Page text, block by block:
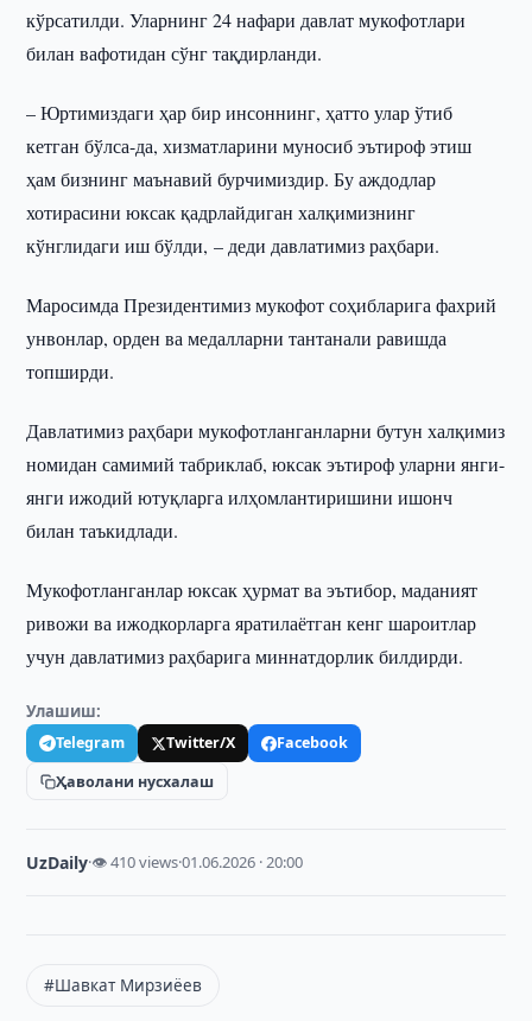
кўрсатилди. Уларнинг 24 нафари давлат мукофотлари
билан вафотидан сўнг тақдирланди.
– Юртимиздаги ҳар бир инсоннинг, ҳатто улар ўтиб
кетган бўлса-да, хизматларини муносиб эътироф этиш
ҳам бизнинг маънавий бурчимиздир. Бу аждодлар
хотирасини юксак қадрлайдиган халқимизнинг
кўнглидаги иш бўлди, – деди давлатимиз раҳбари.
Маросимда Президентимиз мукофот соҳибларига фахрий
унвонлар, орден ва медалларни тантанали равишда
топширди.
Давлатимиз раҳбари мукофотланганларни бутун халқимиз
номидан самимий табриклаб, юксак эътироф уларни янги-
янги ижодий ютуқларга илҳомлантиришини ишонч
билан таъкидлади.
Мукофотланганлар юксак ҳурмат ва эътибор, маданият
ривожи ва ижодкорларга яратилаётган кенг шароитлар
учун давлатимиз раҳбарига миннатдорлик билдирди.
Улашиш:
Telegram Twitter/X
Facebook
Ҳаволани нусхалаш
UzDaily·👁 410 views·01.06.2026 · 20:00
#Шавкат Мирзиёев